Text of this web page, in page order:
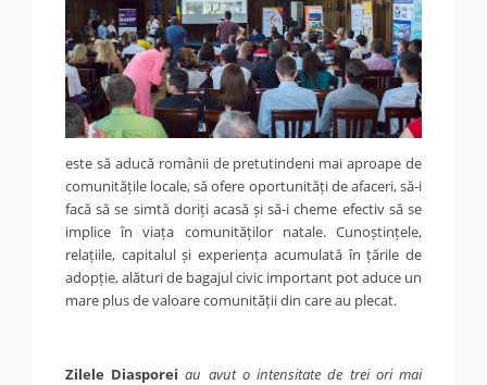
este să aducă românii de pretutindeni mai aproape de
comunitățile locale, să ofere oportunități de afaceri, să-i
facă să se simtă doriți acasă și să-i cheme efectiv să se
implice în viața comunităților natale. Cunoștințele,
relațiile, capitalul și experiența acumulată în țările de
adopție, alături de bagajul civic important pot aduce un
mare plus de valoare comunității din care au plecat.
Zilele Diasporeiau avut o intensitate de trei ori mai